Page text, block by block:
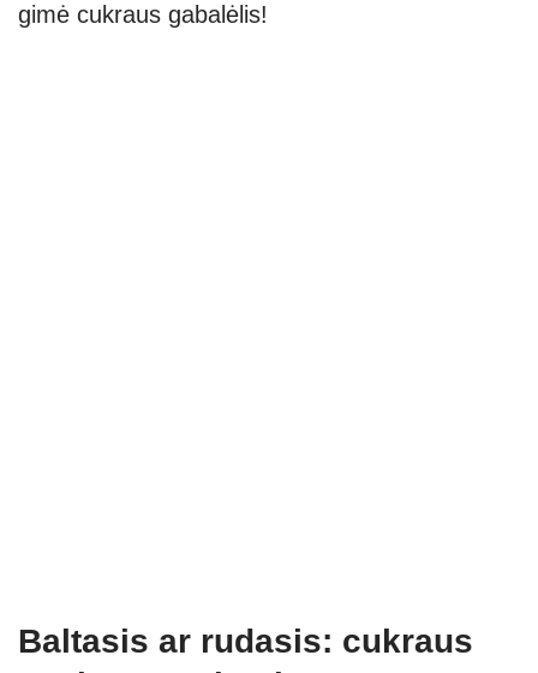
gimė cukraus gabalėlis!
Baltasis ar rudasis: cukraus